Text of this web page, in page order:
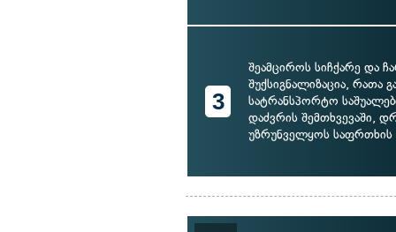
3
შეამციროს სიჩქარე და
შუქსიგნალიზაცია, რათა
სატრანსპორტო
დაძვრის შემთხვევაში,
უზრუნველყოს საფრთხის